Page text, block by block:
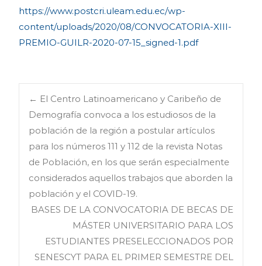
https://www.postcri.uleam.edu.ec/wp-
content/uploads/2020/08/CONVOCATORIA-XIII-
PREMIO-GUILR-2020-07-15_signed-1.pdf
Navegación
de
entradas
← El Centro Latinoamericano y Caribeño de
Demografía convoca a los estudiosos de la
población de la región a postular artículos
para los números 111 y 112 de la revista Notas
de Población, en los que serán especialmente
considerados aquellos trabajos que aborden la
población y el COVID-19.
BASES DE LA CONVOCATORIA DE BECAS DE
MÁSTER UNIVERSITARIO PARA LOS
ESTUDIANTES PRESELECCIONADOS POR
SENESCYT PARA EL PRIMER SEMESTRE DEL